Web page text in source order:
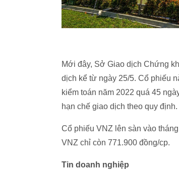
Mới đây, Sở Giao dịch Chứng
dịch kể từ ngày 25/5. Cổ phiếu
kiểm toán năm 2022 quá 45
hạn chế giao dịch theo quy định.
Cổ phiếu VNZ lên sàn vào
VNZ chỉ còn 771.900 đồng/cp.
Tin doanh nghiệp